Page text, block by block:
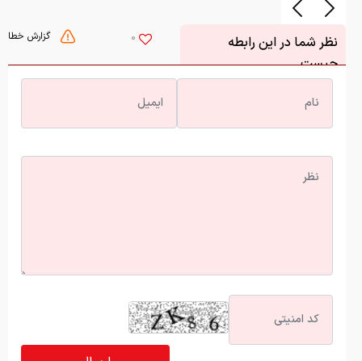
گزارش خطا 0
نظر شما در این رابطه
چیست